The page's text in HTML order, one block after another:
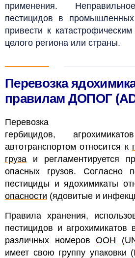
применения.
пестицидов в
привести к
целого региона или страны.
Перевозка
правилам ДОПОГ
Перевозка
гербицидов,
автотранспортом относится к
груза и регламентируется
опасных грузов. Согласно
пестициды и ядохимикаты
опасности (ядовитые и
Правила хранения,
пестицидов и
различных номеров ООН
имеет свою группу упаковки